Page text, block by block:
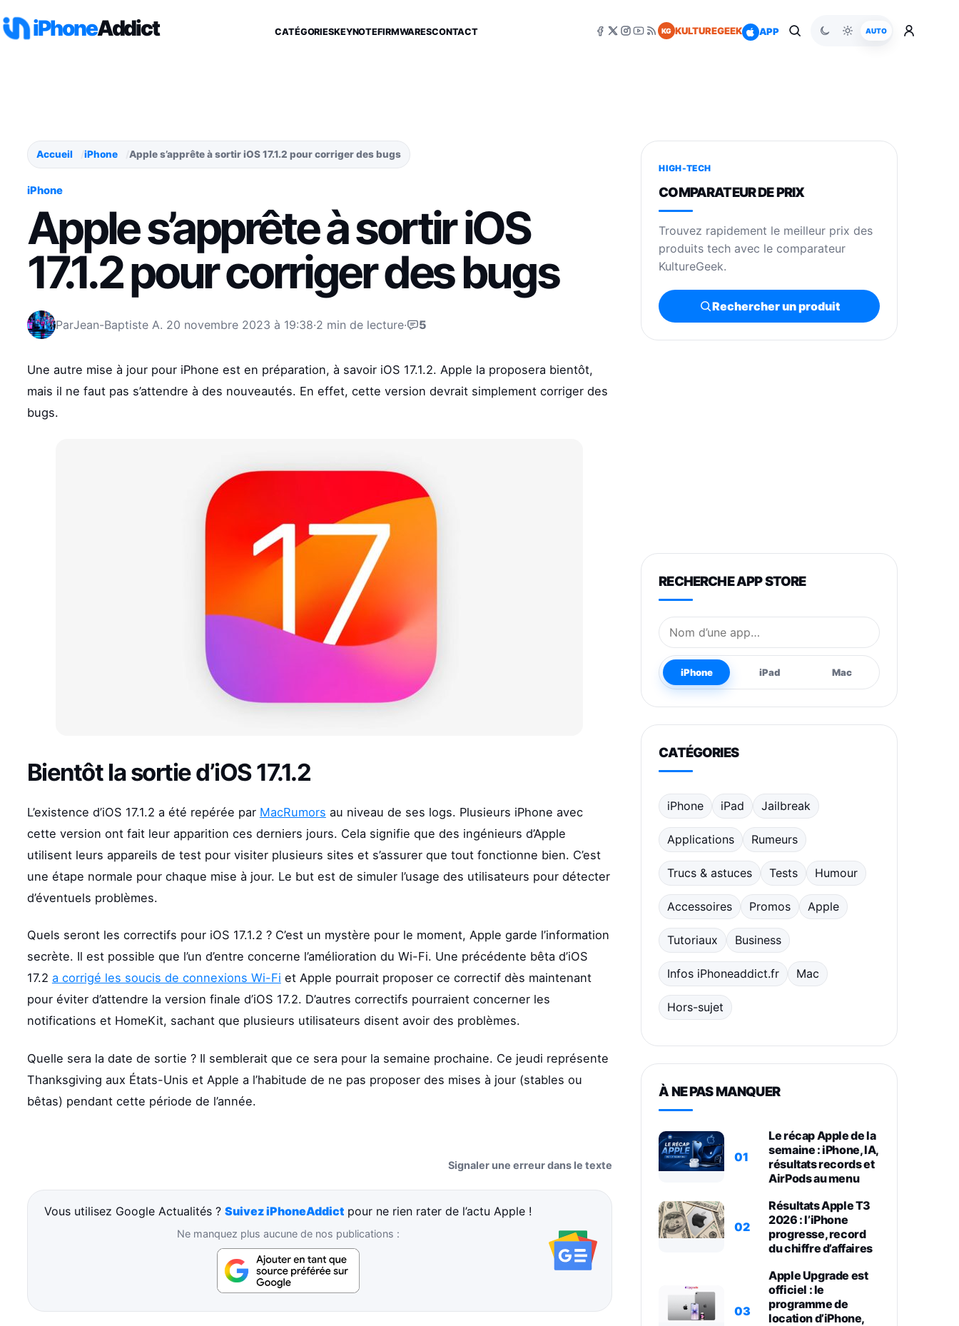
iPhoneAddict CATÉGORIESKEYNOTEFIRMWARESCONTACT KG KULTUREGEEK APP AUTO
Accueil iPhone Apple s’apprête à sortir iOS 17.1.2 pour corriger des bugs
iPhone
Apple s’apprête à sortir iOS
17.1.2 pour corriger des bugs
ParJean-Baptiste A. 20 novembre 2023 à 19:38·2 min de lecture· 5
Une autre mise à jour pour iPhone est en préparation, à savoir iOS 17.1.2. Apple la proposera bientôt,
mais il ne faut pas s’attendre à des nouveautés. En effet, cette version devrait simplement corriger des
bugs.
Bientôt la sortie d’iOS 17.1.2
L’existence d’iOS 17.1.2 a été repérée par MacRumors au niveau de ses logs. Plusieurs iPhone avec
cette version ont fait leur apparition ces derniers jours. Cela signifie que des ingénieurs d’Apple
utilisent leurs appareils de test pour visiter plusieurs sites et s’assurer que tout fonctionne bien. C’est
une étape normale pour chaque mise à jour. Le but est de simuler l’usage des utilisateurs pour détecter
d’éventuels problèmes.
Quels seront les correctifs pour iOS 17.1.2 ? C’est un mystère pour le moment, Apple garde l’information
secrète. Il est possible que l’un d’entre concerne l’amélioration du Wi-Fi. Une précédente bêta d’iOS
17.2 a corrigé les soucis de connexions Wi-Fi et Apple pourrait proposer ce correctif dès maintenant
pour éviter d’attendre la version finale d’iOS 17.2. D’autres correctifs pourraient concerner les
notifications et HomeKit, sachant que plusieurs utilisateurs disent avoir des problèmes.
Quelle sera la date de sortie ? Il semblerait que ce sera pour la semaine prochaine. Ce jeudi représente
Thanksgiving aux États-Unis et Apple a l’habitude de ne pas proposer des mises à jour (stables ou
bêtas) pendant cette période de l’année.
Signaler une erreur dans le texte
Vous utilisez Google Actualités ?Suivez iPhoneAddict pour ne rien rater de l’actu Apple !
Ne manquez plus aucune de nos publications :
HIGH-TECH
COMPARATEUR DE PRIX
Trouvez rapidement le meilleur prix des
produits tech avec le comparateur
KultureGeek.
Rechercher un produit
RECHERCHE APP STORE
Nom de l’application
iPhone iPad Mac
CATÉGORIES
iPhone iPad Jailbreak
Applications Rumeurs
Trucs & astuces Tests Humour
Accessoires Promos Apple
Tutoriaux Business
Infos iPhoneaddict.fr Mac
Hors-sujet
À NE PAS MANQUER
01
Le récap Apple de la
semaine : iPhone, IA,
résultats records et
AirPods au menu
02
Résultats Apple T3
2026 : l’iPhone
progresse, record
du chiffre d’affaires
03
Apple Upgrade est
officiel : le
programme de
location d’iPhone,